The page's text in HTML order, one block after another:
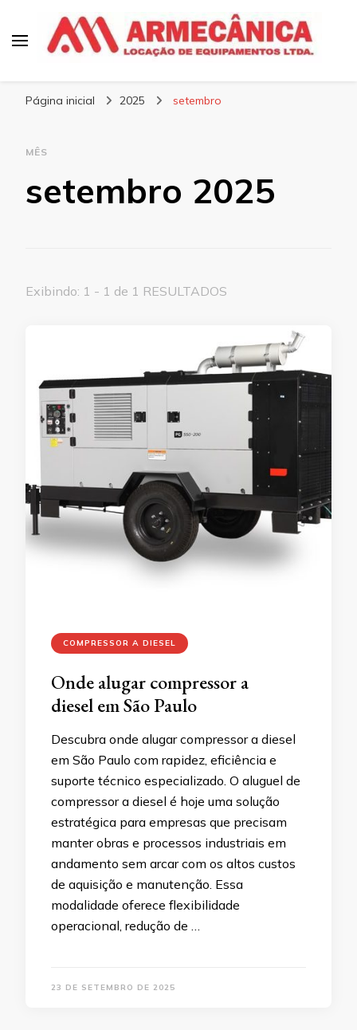
Página inicial 2025 setembro
MÊS
setembro 2025
Exibindo: 1 - 1 de 1 RESULTADOS
COMPRESSOR A DIESEL
Onde alugar compressor a
diesel em São Paulo
Descubra onde alugar compressor a diesel
em São Paulo com rapidez, eficiência e
suporte técnico especializado. O aluguel de
compressor a diesel é hoje uma solução
estratégica para empresas que precisam
manter obras e processos industriais em
andamento sem arcar com os altos custos
de aquisição e manutenção. Essa
modalidade oferece flexibilidade
operacional, redução de …
23 DE SETEMBRO DE 2025